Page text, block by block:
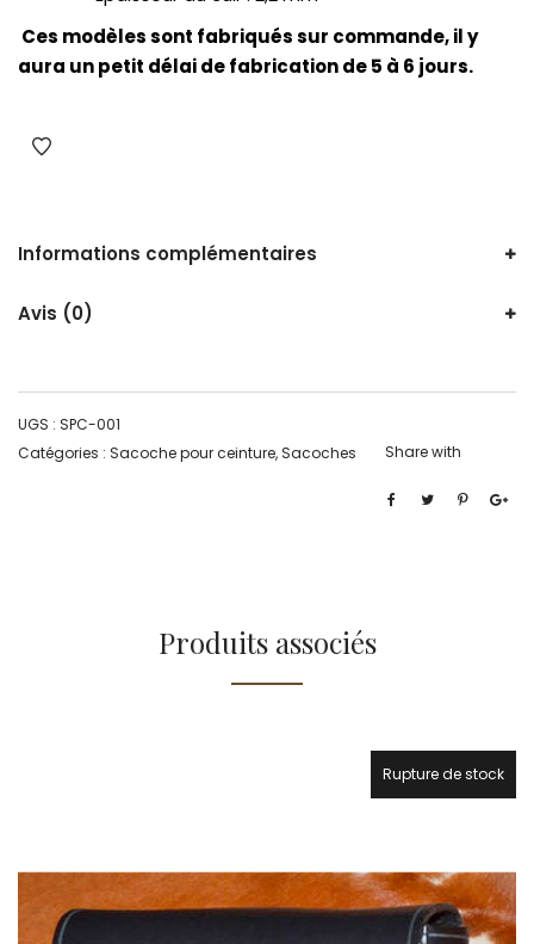
Ces modèles sont fabriqués sur commande, il y
aura un petit délai de fabrication de 5 à 6 jours.
Informations complémentaires
Avis (0)
UGS : SPC-001
Catégories : Sacoche pour ceinture, Sacoches Share with
Produits associés
Rupture de stock